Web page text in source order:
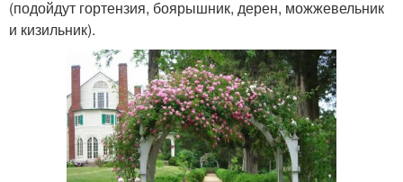
(подойдут гортензия, боярышник, дерен, можжевельник
и кизильник).